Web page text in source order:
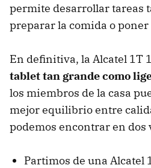
permite desarrollar tareas
preparar la comida o poner
En definitiva, la Alcatel 1T
tablet tan grande como
los miembros de la casa
mejor equilibrio entre
podemos encontrar en dos
Partimos de una Alcatel